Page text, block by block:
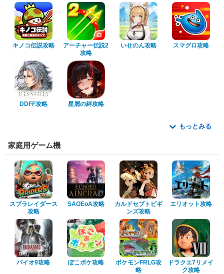
キノコ伝説攻略
アーチャー伝説2
攻略
いせのん攻略 スマグロ攻略
DDFF攻略 星屑の絆攻略
もっとみる
家庭用ゲーム機
スプラレイダース
攻略
SAOEoA攻略
カルドセプトビギ
ンズ攻略
エリオット攻略
バイオ9攻略 ぽこポケ攻略
ポケモンFRLG攻
略
ドラクエ7リメイ
ク攻略